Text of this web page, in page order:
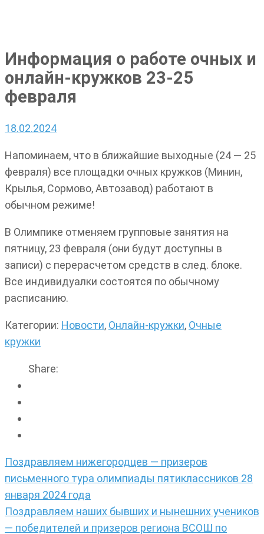
Информация о работе очных и
онлайн-кружков 23-25
февраля
18.02.2024
Напоминаем, что в ближайшие выходные (24 — 25
февраля) все площадки очных кружков (Минин,
Крылья, Сормово, Автозавод) работают в
обычном режиме!
В Олимпике отменяем групповые занятия на
пятницу, 23 февраля (они будут доступны в
записи) с перерасчетом средств в след. блоке.
Все индивидуалки состоятся по обычному
расписанию.
Категории: Новости, Онлайн-кружки, Очные
кружки
Share:
Навигация
по
записям
Поздравляем нижегородцев — призеров
письменного тура олимпиады пятиклассников 28
января 2024 года
Поздравляем наших бывших и нынешних учеников
— победителей и призеров региона ВСОШ по